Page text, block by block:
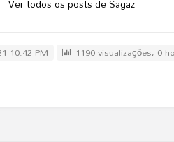
10:42 PM 1190 visualizações, 0